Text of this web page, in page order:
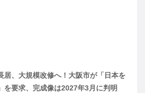
居、大規模改修へ！大阪市が「日本を
を要求、完成像は2027年3月に判明